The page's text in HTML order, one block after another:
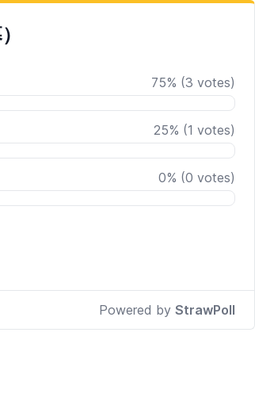
75% (3 votes)
25% (1 votes)
0% (0 votes)
Powered by StrawPoll